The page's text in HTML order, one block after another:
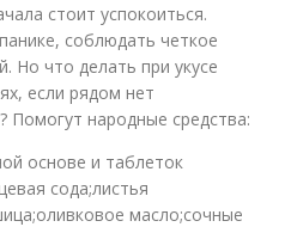
стоит успокоиться.
соблюдать четкое
Но что делать при укусе
если рядом нет
Помогут народные средства:
основе и таблеток
сода;листья
масло;сочные